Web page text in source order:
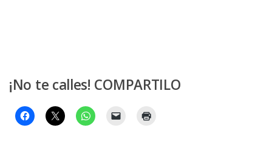
¡No te calles! COMPARTILO